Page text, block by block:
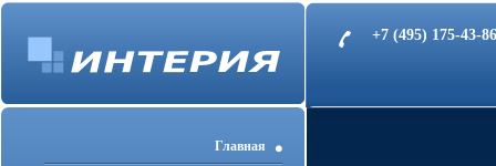
+7 (495) 175-43-
Главная